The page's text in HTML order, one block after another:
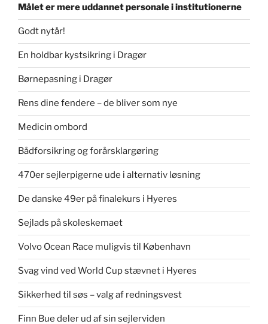
Målet er mere uddannet personale i institutionerne
Godt nytår!
En holdbar kystsikring i Dragør
Børnepasning i Dragør
Rens dine fendere – de bliver som nye
Medicin ombord
Bådforsikring og forårsklargøring
470er sejlerpigerne ude i alternativ løsning
De danske 49er på finalekurs i Hyeres
Sejlads på skoleskemaet
Volvo Ocean Race muligvis til København
Svag vind ved World Cup stævnet i Hyeres
Sikkerhed til søs – valg af redningsvest
Finn Bue deler ud af sin sejlerviden